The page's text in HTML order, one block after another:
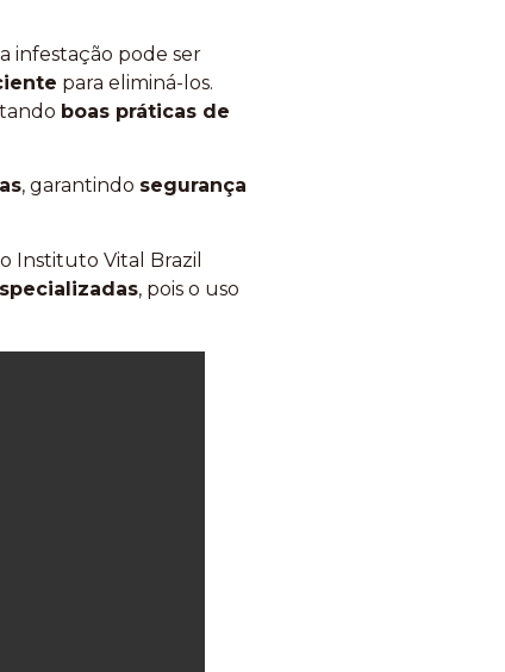
infestação pode ser
para eliminá-los.
boas práticas de
, garantindo segurança
Instituto Vital Brazil
, pois o uso